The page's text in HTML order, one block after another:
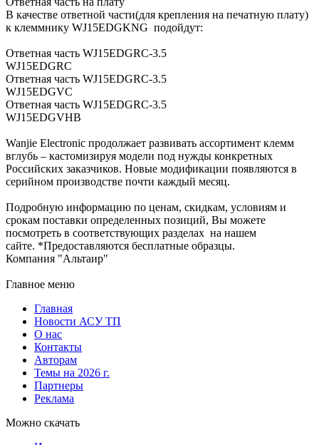
В качестве ответной части(для крепления на печатную плату)
к клеммнику WJ15EDGKNG подойдут:
Ответная часть WJ15EDGRC-3.5
WJ15EDGRC
Ответная часть WJ15EDGRC-3.5
WJ15EDGVC
Ответная часть WJ15EDGRC-3.5
WJ15EDGVHB
Wanjie Electronic продолжает развивать ассортимент клемм
вглубь – кастомизируя модели под нужды конкретных
Российских заказчиков. Новые модификации появляются в
серийном производстве почти каждый месяц.
Подробную информацию по ценам, скидкам, условиям и
срокам поставки определенных позиций, Вы можете
посмотреть в соответствующих разделах на нашем
сайте. *Предоставляются бесплатные образцы.
Компания "Альтаир"
Главное меню
Главная
Новости АСУ ТП
О нас
Контакты
Авторам
Темы на 2026 г.
Партнеры
Реклама
Можно скачать